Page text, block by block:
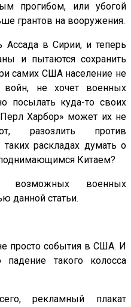
прогибом, или убогой
грантов на вооружения.
в Сирии, и теперь
и пытаются сохранить
самих США население не
войн, не хочет военных
посылать куда-то своих
Харбор» может их не
разозлить против
раскладах думать о
Китаем?
возможных военных
данной статьи.
просто события в США. И
такого колосса
рекламный плакат